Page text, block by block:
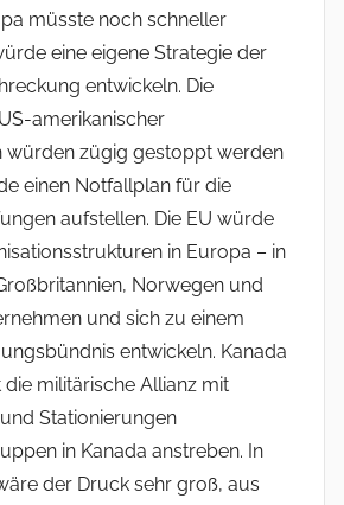
müsste noch schneller
eine eigene Strategie der
entwickeln. Die
amerikanischer
würden zügig gestoppt werden
einen Notfallplan für die
aufstellen. Die EU würde
in Europa – in
Norwegen und
und sich zu einem
entwickeln. Kanada
militärische Allianz mit
Stationierungen
in Kanada anstreben. In
der Druck sehr groß, aus